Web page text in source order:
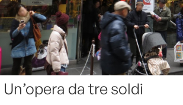
Un’opera da tre soldi